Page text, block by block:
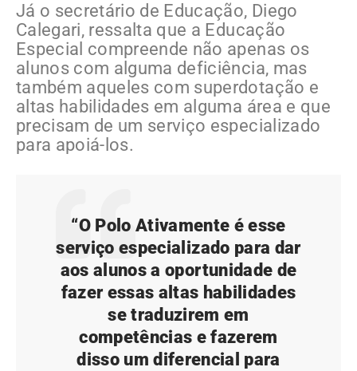
Já o secretário de Educação, Diego
Calegari, ressalta que a Educação
Especial compreende não apenas os
alunos com alguma deficiência, mas
também aqueles com superdotação e
altas habilidades em alguma área e que
precisam de um serviço especializado
para apoiá-los.
“O Polo Ativamente é esse
serviço especializado para dar
aos alunos a oportunidade de
fazer essas altas habilidades
se traduzirem em
competências e fazerem
disso um diferencial para